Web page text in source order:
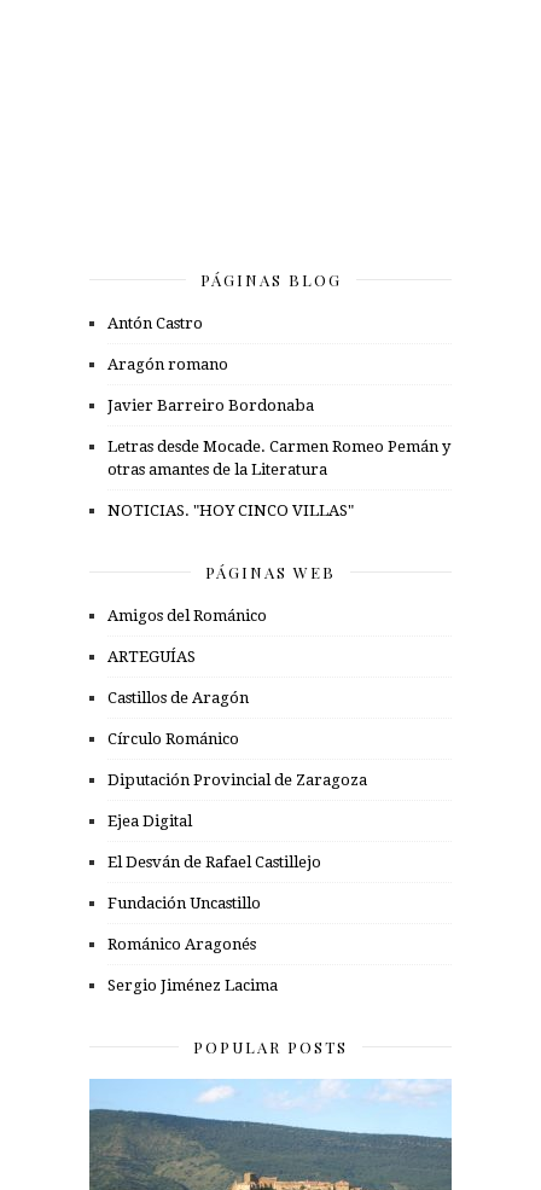
PÁGINAS BLOG
Antón Castro
Aragón romano
Javier Barreiro Bordonaba
Letras desde Mocade. Carmen Romeo Pemán y
otras amantes de la Literatura
NOTICIAS. "HOY CINCO VILLAS"
PÁGINAS WEB
Amigos del Románico
ARTEGUÍAS
Castillos de Aragón
Círculo Románico
Diputación Provincial de Zaragoza
Ejea Digital
El Desván de Rafael Castillejo
Fundación Uncastillo
Románico Aragonés
Sergio Jiménez Lacima
POPULAR POSTS